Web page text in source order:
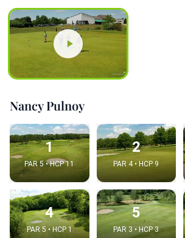
Nancy Pulnoy
1
PAR 5 • HCP 11
2
PAR 4 • HCP 9
4
PAR 5 • HCP 1
5
PAR 3 • HCP 3